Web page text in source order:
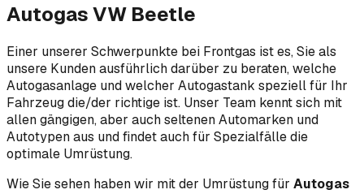
Autogas VW Beetle
Einer unserer Schwerpunkte bei Frontgas ist es, Sie als
unsere Kunden ausführlich darüber zu beraten, welche
Autogasanlage und welcher Autogastank speziell für Ihr
Fahrzeug die/der richtige ist. Unser Team kennt sich mit
allen gängigen, aber auch seltenen Automarken und
Autotypen aus und findet auch für Spezialfälle die
optimale Umrüstung.
Wie Sie sehen haben wir mit der Umrüstung für Autogas